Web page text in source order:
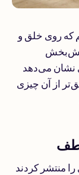
که روی خلق و
نشان می‌دهد
از آن چیزی
را منتشر کردند